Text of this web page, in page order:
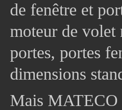
de fenêtre et
moteur de volet
portes, portes
dimensions
Mais MATECO